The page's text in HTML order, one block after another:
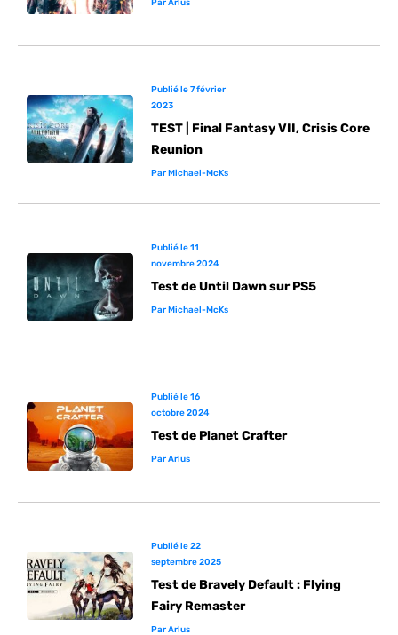
ParArlus
Publié le7 février
2023
TEST | Final Fantasy VII, Crisis Core
Reunion
ParMichael-McKs
Publié le11
novembre 2024
Test de Until Dawn sur PS5
ParMichael-McKs
Publié le16
octobre 2024
Test de Planet Crafter
ParArlus
Publié le22
septembre 2025
Test de Bravely Default : Flying
Fairy Remaster
ParArlus